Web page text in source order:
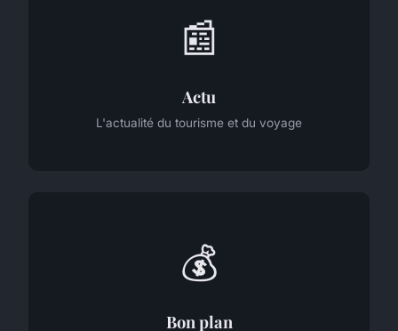
📰
Actu
L'actualité du tourisme et du voyage
💰
Bon plan